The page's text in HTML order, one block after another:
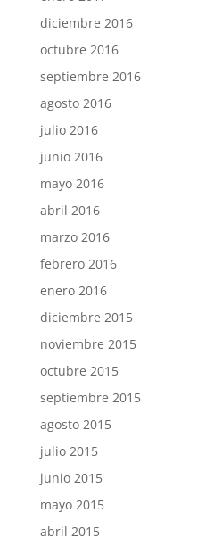
diciembre 2016
octubre 2016
septiembre 2016
agosto 2016
julio 2016
junio 2016
mayo 2016
abril 2016
marzo 2016
febrero 2016
enero 2016
diciembre 2015
noviembre 2015
octubre 2015
septiembre 2015
agosto 2015
julio 2015
junio 2015
mayo 2015
abril 2015